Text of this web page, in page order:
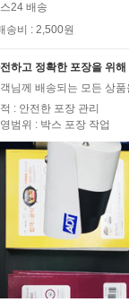
24 배송
송비 : 2,500원
하고 정확한 포장을 위
님께 배송되는 모든 상
: 안전한 포장 관리
범위 : 박스 포장 작업